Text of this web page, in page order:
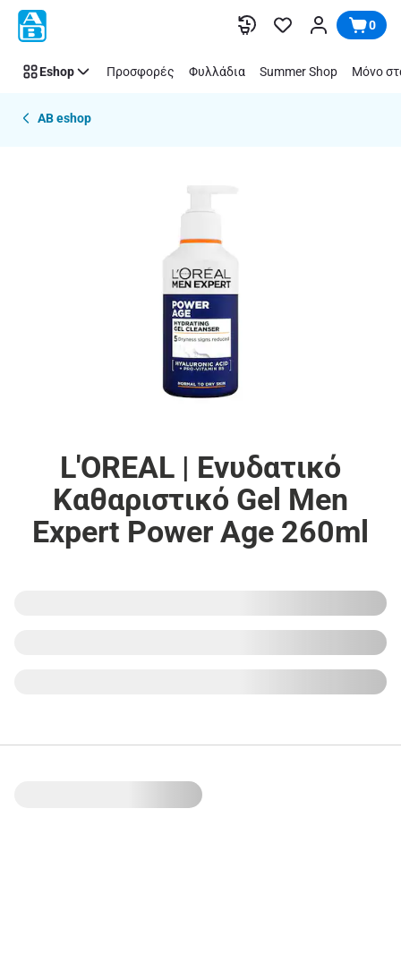
Παράλειψη 0
Eshop Προσφορές Φυλλάδια Summer Shop Μόνο
AB eshop
L'OREAL | Ενυδατικό
Καθαριστικό Gel Men
Expert Power Age 260ml